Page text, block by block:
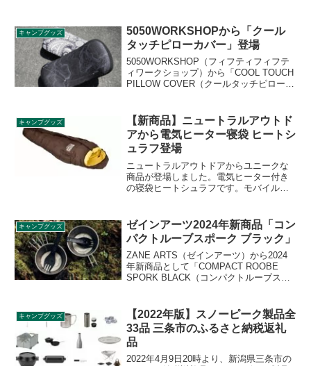
ます。詳細をレビューします。
キャンプグッズ
5050WORKSHOPから「クール
タッチピローカバー」登場
5050WORKSHOP（フィフティフィフテ
ィワークショップ）から「COOL TOUCH
PILLOW COVER（クールタッチピローカ
枕カバーで、夏の寝苦しい夜でもひんや
り快眠できます。詳細をレビューしま
す。
キャンプグッズ
【新商品】ニュートラルアウトド
アから電気ヒーター寝袋 ヒートシ
ュラフ登場
ニュートラルアウトドアからユニークな
商品が登場しました。電気ヒーター付き
の寝袋ヒートシュラフです。モバイルバ
冷え込む秋冬キャンプにぴったり。詳細
をレビューします。
キャンプグッズ
ゼインアーツ2024年新商品「コン
パクトルーブスポーク ブラック」
ZANE ARTS（ゼインアーツ）から2024
年新商品として「COMPACT ROOBE
SPORK BLACK（コンパクトルーブスポ
一本でこなすことができる究極のマルチ
カトラリーです。詳細をレビューしま
す。
キャンプグッズ
【2022年版】スノーピーク製品全
33品 三条市のふるさと納税返礼
品
2022年4月9日20時より、新潟県三条市の